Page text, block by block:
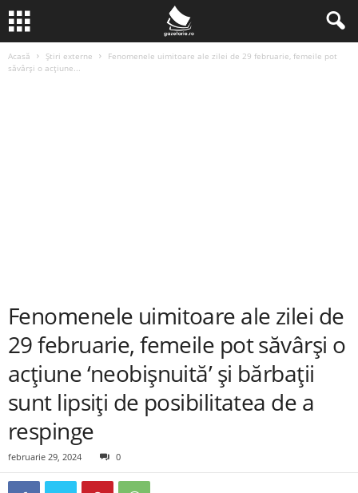
Acasă Știri externe
Fenomenele uimitoare ale zilei de 29 februarie, femeile pot
săvârși o acțiune...
Fenomenele uimitoare ale zilei de
29 februarie, femeile pot săvârși o
acțiune ‘neobișnuită’ și bărbații
sunt lipsiți de posibilitatea de a
respinge
februarie 29, 2024 0